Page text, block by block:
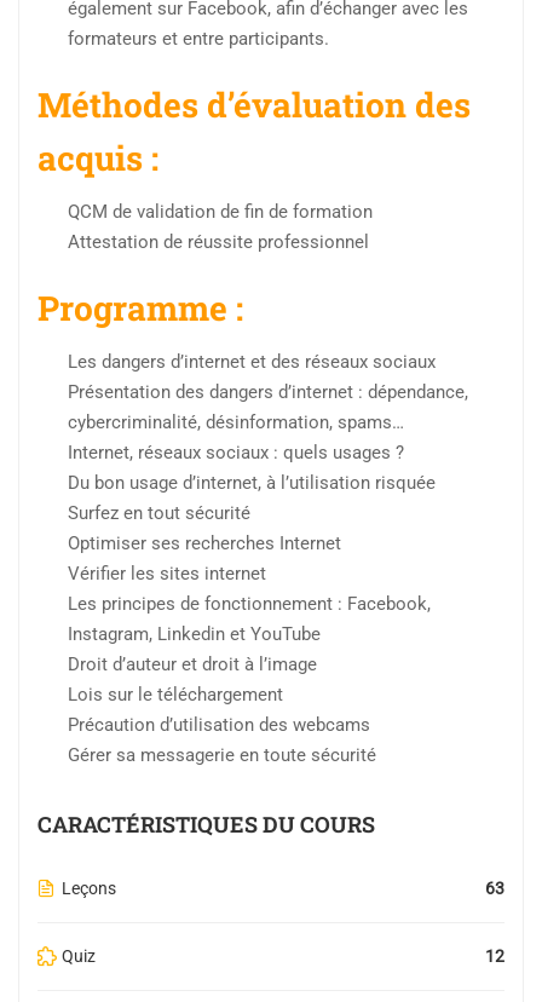
également sur Facebook, afin d’échanger avec les
formateurs et entre participants.
Méthodes d’évaluation des
acquis :
QCM de validation de fin de formation
Attestation de réussite professionnel
Programme :
Les dangers d’internet et des réseaux sociaux
Présentation des dangers d’internet : dépendance,
cybercriminalité, désinformation, spams…
Internet, réseaux sociaux : quels usages ?
Du bon usage d’internet, à l’utilisation risquée
Surfez en tout sécurité
Optimiser ses recherches Internet
Vérifier les sites internet
Les principes de fonctionnement : Facebook,
Instagram, Linkedin et YouTube
Droit d’auteur et droit à l’image
Lois sur le téléchargement
Précaution d’utilisation des webcams
Gérer sa messagerie en toute sécurité
CARACTÉRISTIQUES DU COURS
Leçons 63
Quiz 12